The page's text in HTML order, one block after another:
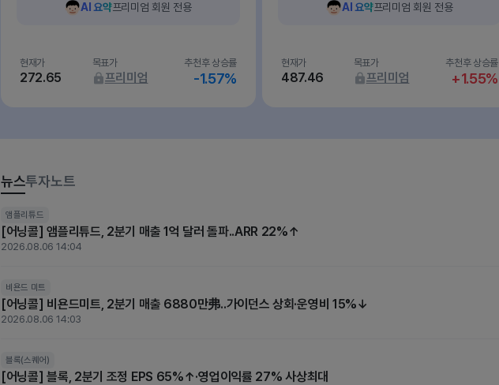
AI 요약프리미엄 회원 전용
현재가
272.65
목표가
프리미엄
추천후 상승률
-1.57%
AI 요약프리미엄 회원 전용
현재가
487.46
목표가
프리미엄
추천후 상승률
+1.55%
뉴스투자노트
앰플리튜드
[어닝콜] 앰플리튜드, 2분기 매출 1억 달러 돌파..ARR 22%↑
2026.08.06 14:04
비욘드 미트
[어닝콜] 비욘드미트, 2분기 매출 6880만弗..가이던스 상회·운영비 15%↓
2026.08.06 14:03
블록(스퀘어)
[어닝콜] 블록, 2분기 조정 EPS 65%↑·영업이익률 27% 사상최대
[US STOCK BRIEF] 다우지수 또 사상 최고치…엔비디아 강세에도 기술주 차익실현
2026.08.06 07:05
한국인은 어떤 미국주식을 가장 많이 샀을까요?
2026.08.05 12:25
[분석] 애플 역사상 가장 조용한 CEO, 존 터너스 시대는 성공할까?
2026.08.05 11:00